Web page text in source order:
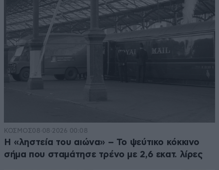
ΚΟΣΜΟΣ08·08·2026 00:08
Η «ληστεία του αιώνα» – Το ψεύτικο κόκκινο
σήμα που σταμάτησε τρένο με 2,6 εκατ. λίρες